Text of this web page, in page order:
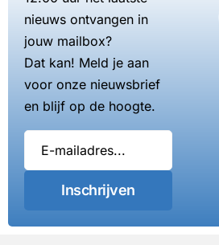
nieuws ontvangen in
jouw mailbox?
Dat kan! Meld je aan
voor onze nieuwsbrief
en blijf op de hoogte.
Inschrijven